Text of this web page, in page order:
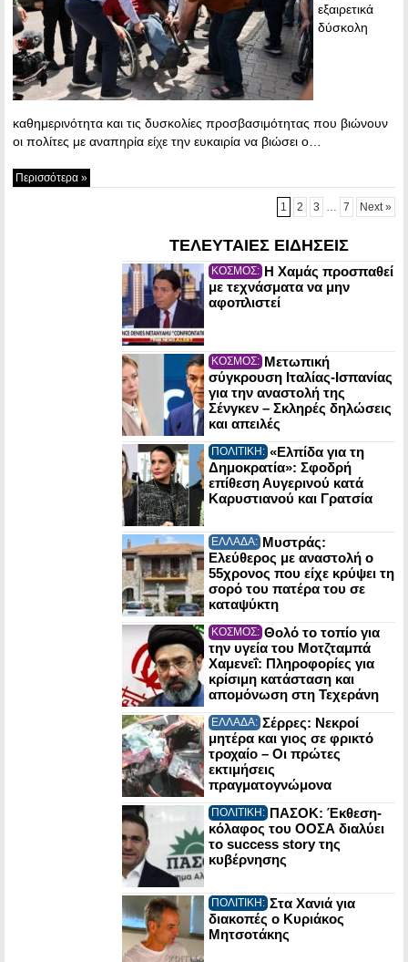
εξαιρετικά
δύσκολη
καθημερινότητα και τις δυσκολίες προσβασιμότητας που βιώνουν
οι πολίτες με αναπηρία είχε την ευκαιρία να βιώσει ο…
Περισσότερα »
1 2 3 7 Next »
ΤΕΛΕΥΤΑΙΕΣ ΕΙΔΗΣΕΙΣ
ΚΟΣΜΟΣ: Η Χαμάς προσπαθεί
με τεχνάσματα να μην
αφοπλιστεί
ΚΟΣΜΟΣ: Μετωπική
σύγκρουση Ιταλίας-Ισπανίας
για την αναστολή της
Σένγκεν – Σκληρές δηλώσεις
και απειλές
ΠΟΛΙΤΙΚΗ: «Ελπίδα για τη
Δημοκρατία»: Σφοδρή
επίθεση Αυγερινού κατά
Καρυστιανού και Γρατσία
ΕΛΛΑΔΑ: Μυστράς:
Ελεύθερος με αναστολή ο
55χρονος που είχε κρύψει τη
σορό του πατέρα του σε
καταψύκτη
ΚΟΣΜΟΣ: Θολό το τοπίο για
την υγεία του Μοτζταμπά
Χαμενεΐ: Πληροφορίες για
κρίσιμη κατάσταση και
απομόνωση στη Τεχεράνη
ΕΛΛΑΔΑ: Σέρρες: Νεκροί
μητέρα και γιος σε φρικτό
τροχαίο – Οι πρώτες
εκτιμήσεις
πραγματογνώμονα
ΠΟΛΙΤΙΚΗ: ΠΑΣΟΚ: Έκθεση-
κόλαφος του ΟΟΣΑ διαλύει
το success story της
κυβέρνησης
ΠΟΛΙΤΙΚΗ: Στα Χανιά για
διακοπές ο Κυριάκος
Μητσοτάκης